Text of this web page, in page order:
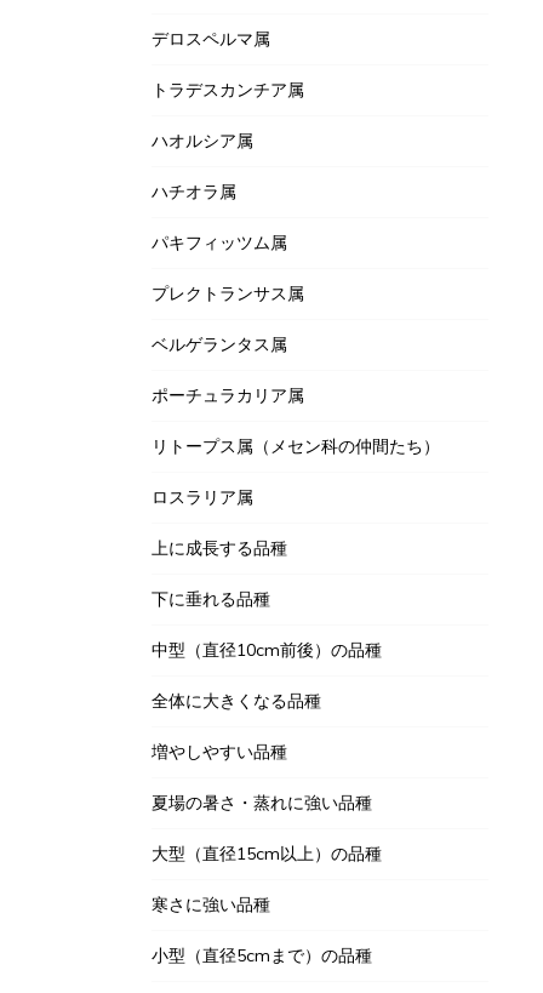
デロスペルマ属
トラデスカンチア属
ハオルシア属
ハチオラ属
パキフィッツム属
プレクトランサス属
ベルゲランタス属
ポーチュラカリア属
リトープス属（メセン科の仲間たち）
ロスラリア属
上に成長する品種
下に垂れる品種
中型（直径10cm前後）の品種
全体に大きくなる品種
増やしやすい品種
夏場の暑さ・蒸れに強い品種
大型（直径15cm以上）の品種
寒さに強い品種
小型（直径5cmまで）の品種